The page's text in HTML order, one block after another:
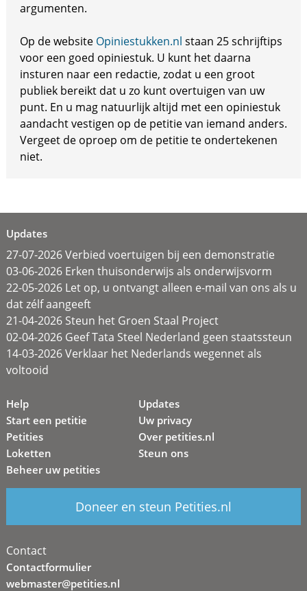
argumenten.
Op de website Opiniestukken.nl staan 25 schrijftips
voor een goed opiniestuk. U kunt het daarna
insturen naar een redactie, zodat u een groot
publiek bereikt dat u zo kunt overtuigen van uw
punt. En u mag natuurlijk altijd met een opiniestuk
aandacht vestigen op de petitie van iemand anders.
Vergeet de oproep om de petitie te ondertekenen
niet.
Updates
27-07-2026 Verbied voertuigen bij een demonstratie
03-06-2026 Erken thuisonderwijs als onderwijsvorm
22-05-2026 Let op, u ontvangt alleen e-mail van ons als u
dat zélf aangeeft
21-04-2026 Steun het Groen Staal Project
02-04-2026 Geef Tata Steel Nederland geen staatssteun
14-03-2026 Verklaar het Nederlands wegennet als
voltooid
Help
Start een petitie
Petities
Loketten
Beheer uw petities
Updates
Uw privacy
Over petities.nl
Steun ons
Doneer en steun Petities.nl
Contact
Contactformulier
webmaster@petities.nl